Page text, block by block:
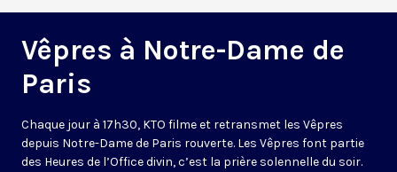
Vêpres à Notre-Dame de
Paris
Chaque jour à 17h30, KTO filme et retransmet les Vêpres
depuis Notre-Dame de Paris rouverte. Les Vêpres font partie
des Heures de l’Office divin, c’est la prière solennelle du soir.